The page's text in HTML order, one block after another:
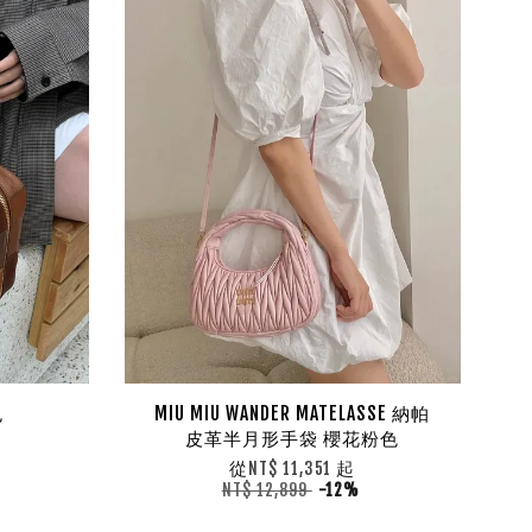
MIU MIU WANDER MATELASSE 納帕
皮革半月形手袋 櫻花粉色
從 NT$ 11,351 起
NT$ 12,899 -12%